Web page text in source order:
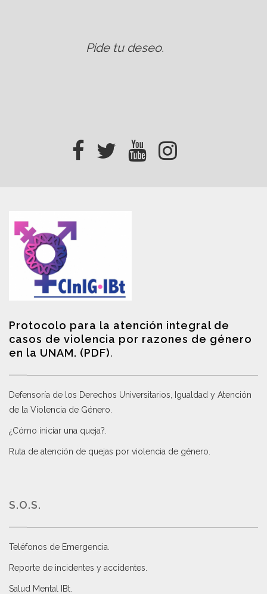
Pide tu deseo.
Protocolo para la atención integral de
casos de violencia por razones de género
en la UNAM. (PDF).
Defensoría de los Derechos Universitarios, Igualdad y Atención
de la Violencia de Género
¿Cómo iniciar una queja?
Ruta de atención de quejas por violencia de género
S.O.S.
Teléfonos de Emergencia.
Reporte de incidentes y accidentes
Salud Mental IBt